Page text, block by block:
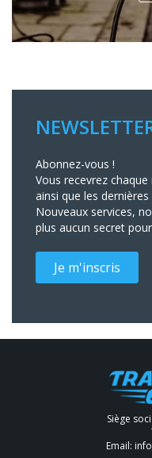
Abonnez-vous !
Vous recevrez
ainsi que les
Nouveaux services,
plus aucun secret
Je m'inscris
Siège
Email: